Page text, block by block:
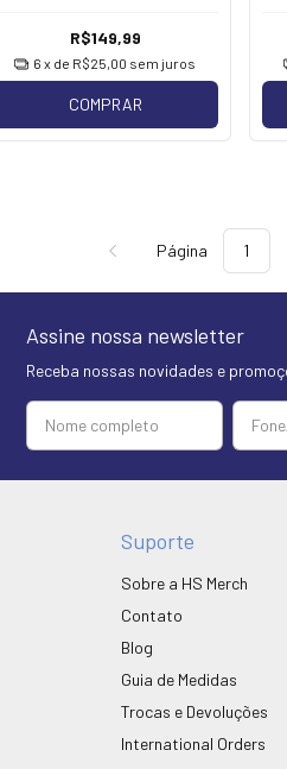
R$149,99
6 x de R$25,00 sem juros
COMPRAR
Página
Assine nossa newsletter
Receba nossas novidades e
Suporte
Sobre a HS Merch
Contato
Blog
Guia de Medidas
Trocas e Devoluções
International Orders